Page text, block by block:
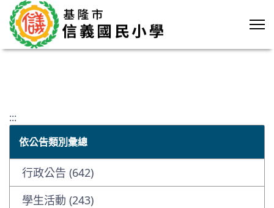
:::
依公告類別彙總
行政公告 (642)
學生活動 (243)